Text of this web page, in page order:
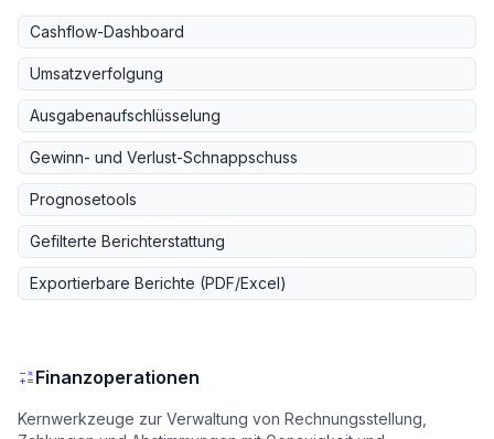
Cashflow-Dashboard
Umsatzverfolgung
Ausgabenaufschlüsselung
Gewinn- und Verlust-Schnappschuss
Prognosetools
Gefilterte Berichterstattung
Exportierbare Berichte (PDF/Excel)
Finanzoperationen
Kernwerkzeuge zur Verwaltung von Rechnungsstellung,